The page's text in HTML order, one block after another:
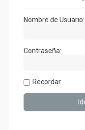
Nombre de Usuario:
Contraseña:
Recordar